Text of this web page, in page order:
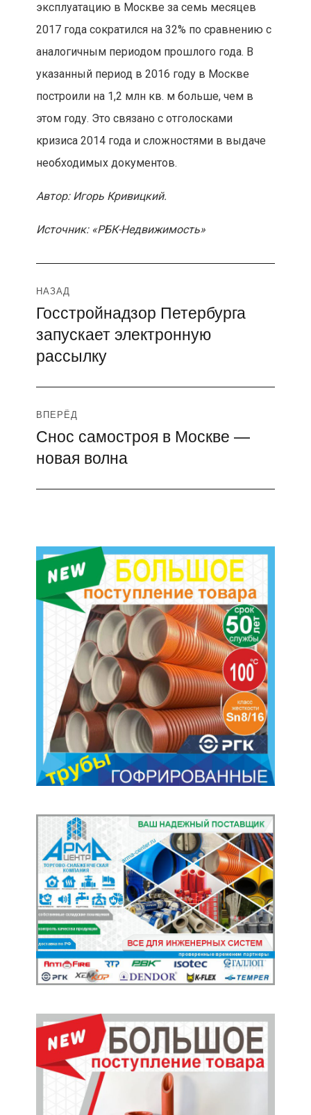
эксплуатацию в Москве за семь месяцев
2017 года сократился на 32% по сравнению с
аналогичным периодом прошлого года. В
указанный период в 2016 году в Москве
построили на 1,2 млн кв. м больше, чем в
этом году. Это связано с отголосками
кризиса 2014 года и сложностями в выдаче
необходимых документов.
Автор: Игорь Кривицкий.
Источник: «РБК-Недвижимость»
Навигация
по
записям
НАЗАД
Предыдущая
запись:
Госстройнадзор Петербурга
запускает электронную
рассылку
ВПЕРЁД
Следующая
запись:
Снос самостроя в Москве —
новая волна